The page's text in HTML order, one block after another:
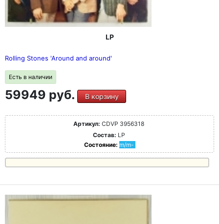
LP
Rolling Stones 'Around and around'
Есть в наличии
59949 руб. В корзину
Артикул: CDVP 3956318
Состав: LP
Состояние: m/m-